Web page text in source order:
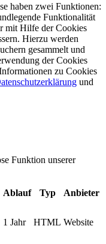
haben zwei Funktionen:
Funktionalität
mit Hilfe der Cookies
Hierzu werden
gesammelt und
der Cookies
zu Cookies
und
Funktion unserer
Ablauf Typ Anbieter
1 Jahr HTML Website